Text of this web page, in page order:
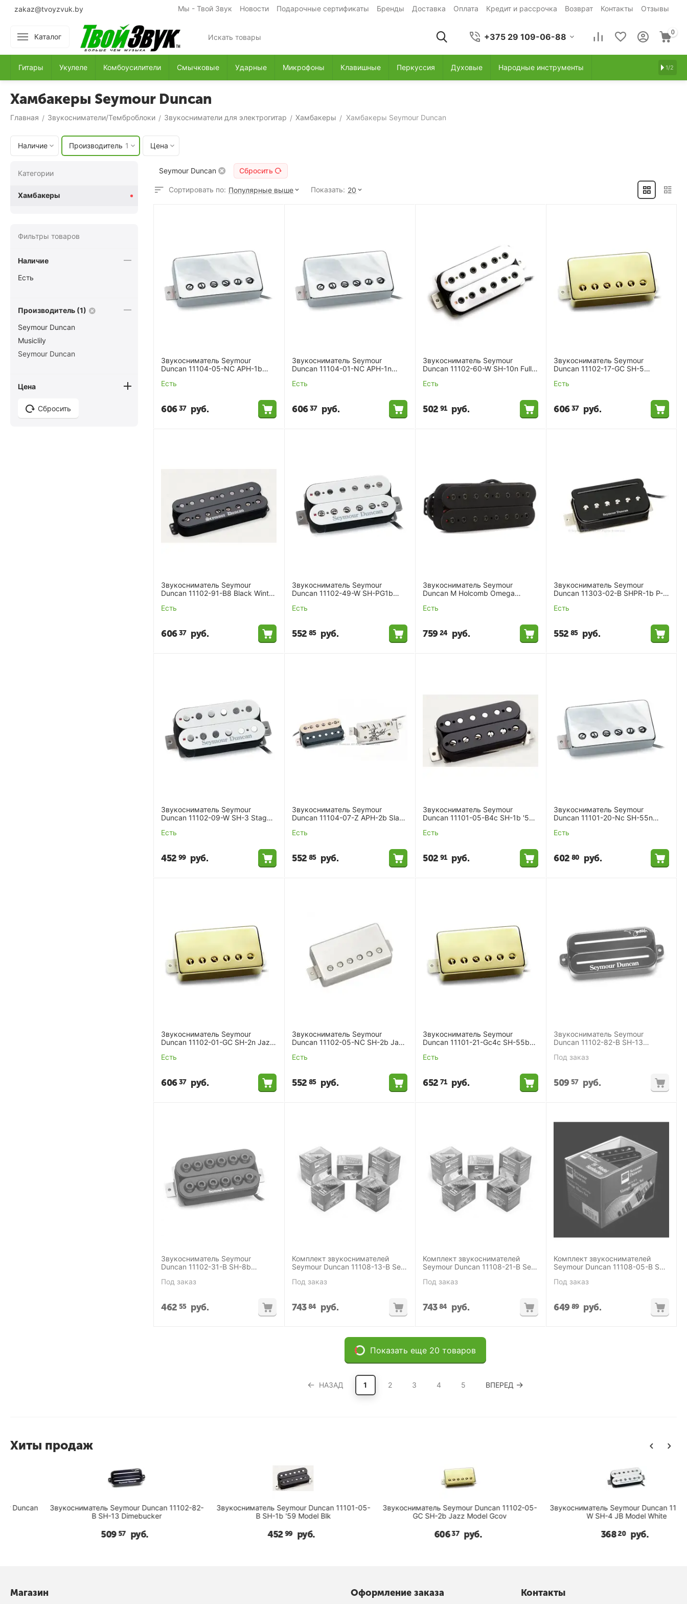
zakaz@tvoyzvuk.by Мы - Твой Звук Новости Подарочные сертификаты Бренды Доставка Оплата Кредит и рассрочка Возврат Контакты Отзывы
Каталог +375 29 109-06-88 0
Гитары Укулеле Комбоусилители Смычковые Ударные Микрофоны Клавишные Перкуссия Духовые Народные инструменты 1/2
Хамбакеры Seymour Duncan
Главная / Звукосниматели/Темброблоки / Звукосниматели для электрогитар / Хамбакеры / Хамбакеры Seymour Duncan
Наличие Производитель 1 Цена
Seymour Duncan Сбросить
Сортировать по: Популярные выше Показать: 20
Звукосниматель Seymour
Duncan 11104-05-NC APH-1b
Есть
60637 руб.
Звукосниматель Seymour
Duncan 11104-01-NC APH-1n
Есть
60637 руб.
Звукосниматель Seymour
Duncan 11102-60-W SH-10n Full
Есть
502 91 руб.
Звукосниматель Seymour
Duncan 11102-17-GC SH-5
Есть
60637 руб.
Звукосниматель Seymour
Duncan 11102-91-B8 Black Winter
Есть
60637 руб.
Звукосниматель Seymour
Duncan 11102-49-W SH-PG1b
Есть
552 85 руб.
Звукосниматель Seymour
Duncan M Holcomb Omega
Есть
75924 руб.
Звукосниматель Seymour
Duncan 11303-02-B SHPR-1b P-
Есть
552 85 руб.
Звукосниматель Seymour
Duncan 11102-09-W SH-3 Stag
Есть
452 99 руб.
Звукосниматель Seymour
Duncan 11104-07-Z APH-2b Slash
Есть
552 85 руб.
Звукосниматель Seymour
Duncan 11101-05-B4c SH-1b '59
Есть
502 91 руб.
Звукосниматель Seymour
Duncan 11101-20-Nc SH-55n
Есть
602 80 руб.
Звукосниматель Seymour
Duncan 11102-01-GC SH-2n Jazz
Есть
60637 руб.
Звукосниматель Seymour
Duncan 11102-05-NC SH-2b Jazz
Есть
552 85 руб.
Звукосниматель Seymour
Duncan 11101-21-Gc4c SH-55b
Conductor
Есть
652 71 руб.
Звукосниматель Seymour
Duncan 11102-82-B SH-13
Под заказ
50957 руб.
Звукосниматель Seymour
Duncan 11102-31-B SH-8b
Под заказ
462 55 руб.
Комплект звукоснимателей
Seymour Duncan 11108-13-B Set
Под заказ
74384 руб.
Комплект звукоснимателей
Seymour Duncan 11108-21-B Set
Под заказ
74384 руб.
Комплект звукоснимателей
Seymour Duncan 11108-05-B Set
Под заказ
64989 руб.
Показать еще 20 товаров
НАЗАД 1 2 3 4 5 ВПЕРЕД
Категории
Хамбакеры
Фильтры товаров
Наличие
Есть
Производитель (1)
Seymour Duncan
Musiclily
Seymour Duncan
Цена
Сбросить
Хиты продаж
Звукосниматель Seymour Duncan 11102-82-
B SH-13 Dimebucker
руб.
Звукосниматель Seymour Duncan 11101-05-
B SH-1b '59 Model Blk
руб.
Звукосниматель Seymour Duncan 11102-05-
GC SH-2b Jazz Model Gcov
руб.
Звукосниматель Seymour Duncan 11102-13-
W SH-4 JB Model White
руб.
Магазин Оформление заказа Контакты